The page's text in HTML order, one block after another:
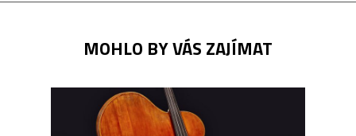
MOHLO BY VÁS ZAJÍMAT